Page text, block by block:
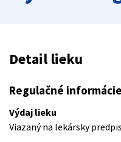
Detail lieku
Regulačné informácie
Výdaj lieku
Viazaný na lekársky predpis